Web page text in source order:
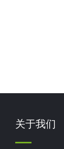
关于我们